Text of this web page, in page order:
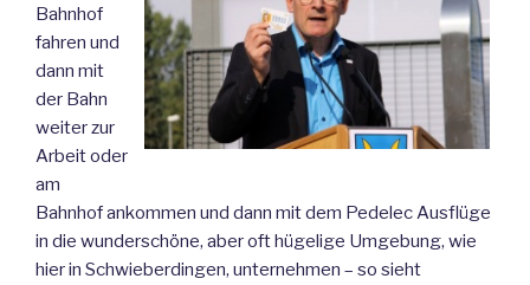
Bahnhof
fahren und
dann mit
der Bahn
weiter zur
Arbeit oder
am
Bahnhof ankommen und dann mit dem Pedelec Ausflüge
in die wunderschöne, aber oft hügelige Umgebung, wie
hier in Schwieberdingen, unternehmen – so sieht